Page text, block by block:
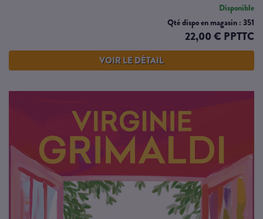
Disponible
Qté dispo en magasin : 351
22,00 € PPTTC
VOIR LE DÉTAIL